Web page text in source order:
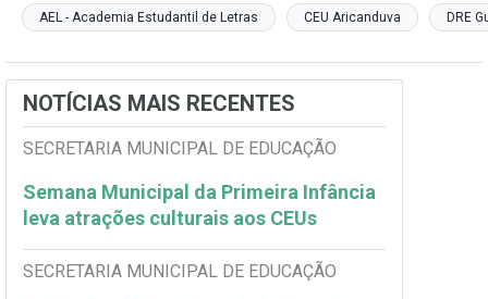
AEL - Academia Estudantil de Letras CEU Aricanduva DRE
NOTÍCIAS MAIS RECENTES
SECRETARIA MUNICIPAL DE EDUCAÇÃO
Semana Municipal da Primeira Infância
leva atrações culturais aos CEUs
SECRETARIA MUNICIPAL DE EDUCAÇÃO